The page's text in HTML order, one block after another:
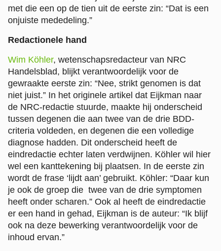
met die een op de tien uit de eerste zin: “Dat is een
onjuiste mededeling.”
Redactionele hand
Wim Köhler, wetenschapsredacteur van NRC
Handelsblad, blijkt verantwoordelijk voor de
gewraakte eerste zin: “Nee, strikt genomen is dat
niet juist.” In het originele artikel dat Eijkman naar
de NRC-redactie stuurde, maakte hij onderscheid
tussen degenen die aan twee van de drie BDD-
criteria voldeden, en degenen die een volledige
diagnose hadden. Dit onderscheid heeft de
eindredactie echter laten verdwijnen. Köhler wil hier
wel een kanttekening bij plaatsen. In de eerste zin
wordt de frase ‘lijdt aan’ gebruikt. Köhler: “Daar kun
je ook de groep die twee van de drie symptomen
heeft onder scharen.” Ook al heeft de eindredactie
er een hand in gehad, Eijkman is de auteur: “Ik blijf
ook na deze bewerking verantwoordelijk voor de
inhoud ervan.”